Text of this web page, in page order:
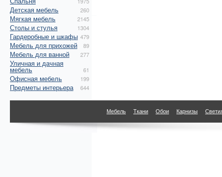
Детская мебель 260
Мягкая мебель 2145
Столы и стулья 1304
Гардеробные и шкафы 479
Мебель для прихожей 89
Мебель для ванной 277
Уличная и дачная
мебель 61
Офисная мебель 199
Предметы интерьера 644
Мебель Ткани Обои Карнизы